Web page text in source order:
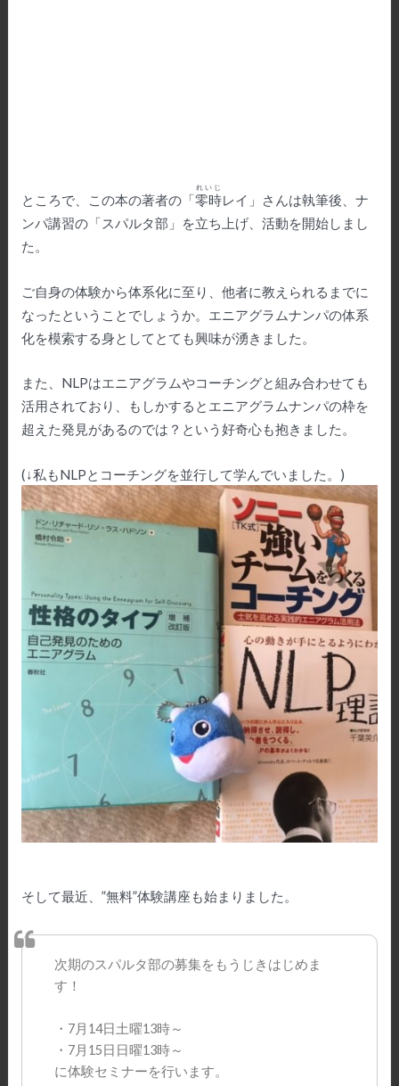
ところで、この本の著者の「零時
れいじ
レイ」さんは執筆後、ナ
ンパ講習の「スパルタ部」を立ち上げ、活動を開始しまし
た。
ご自身の体験から体系化に至り、他者に教えられるまでに
なったということでしょうか。エニアグラムナンパの体系
化を模索する身としてとても興味が湧きました。
また、NLPはエニアグラムやコーチングと組み合わせても
活用されており、もしかするとエニアグラムナンパの枠を
超えた発見があるのでは？という好奇心も抱きました。
(↓私もNLPとコーチングを並行して学んでいました。)
そして最近、”無料”体験講座も始まりました。
次期のスパルタ部の募集をもうじきはじめま
す！
・7月14日土曜13時～
・7月15日日曜13時～
に体験セミナーを行います。